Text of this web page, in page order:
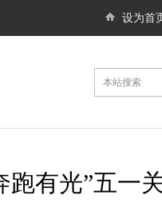
设为首
有光”五一